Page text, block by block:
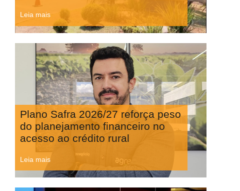
Leia mais
Plano Safra 2026/27 reforça peso
do planejamento financeiro no
acesso ao crédito rural
Leia mais